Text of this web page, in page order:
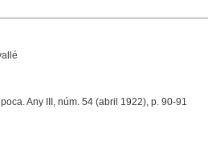
Any III, núm. 54 (abril 1922), p. 90-91